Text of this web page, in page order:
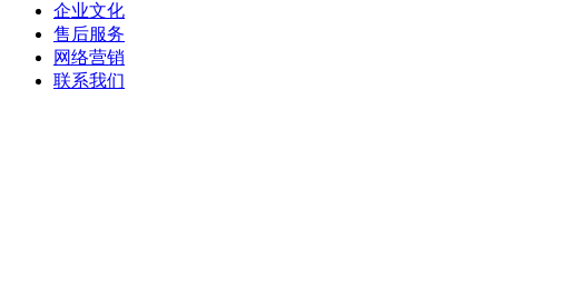
企业文化
售后服务
网络营销
联系我们